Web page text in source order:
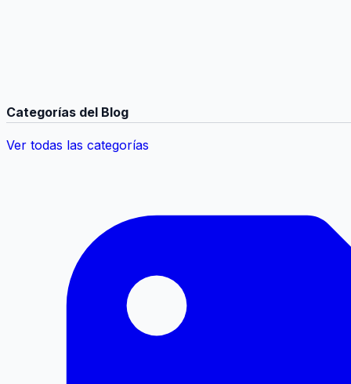
Categorías del Blog
Ver todas las categorías